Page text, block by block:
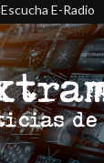
Escucha E-Radio